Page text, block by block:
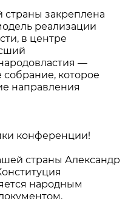
закреплена
реализации
в центре
—
которое
направления
конференции!
страны Александр
народным